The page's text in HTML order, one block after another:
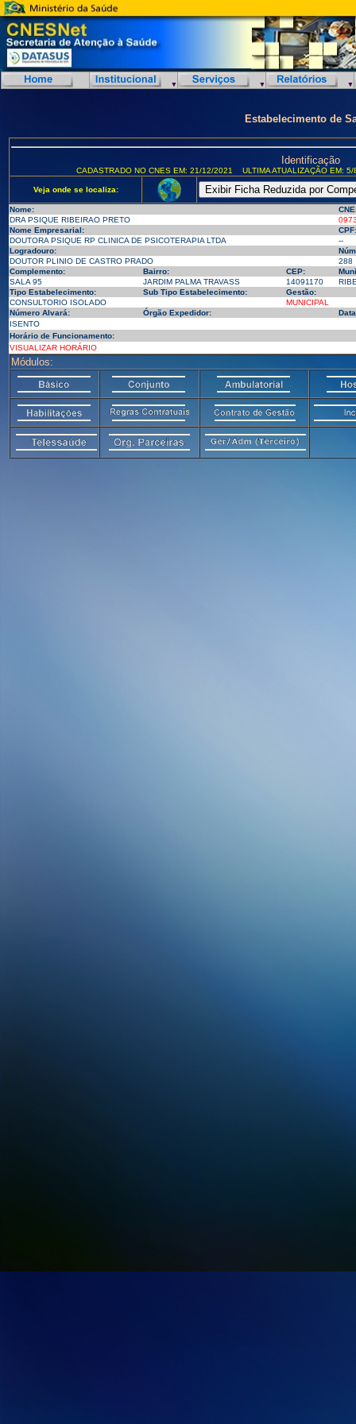
Estabelecimento de
Identificação
CADASTRADO NO CNES EM: 21/12/2021 ULTIMA ATUALIZAÇÃO EM:
Veja onde se localiza:
Nome:
DRA PSIQUE RIBEIRAO PRETO
Nome Empresarial:
CPF:
DOUTORA PSIQUE RP CLINICA DE PSICOTERAPIA LTDA
--
Logradouro:
DOUTOR PLINIO DE CASTRO PRADO
288
Complemento:
Bairro: CEP:
SALA 95
JARDIM PALMA TRAVASS 14091170
Tipo Estabelecimento:
Sub Tipo Estabelecimento:
Gestão:
CONSULTORIO ISOLADO
MUNICIPAL
Número Alvará:
Órgão Expedidor:
ISENTO
Horário de Funcionamento:
VISUALIZAR HORÁRIO
Módulos: